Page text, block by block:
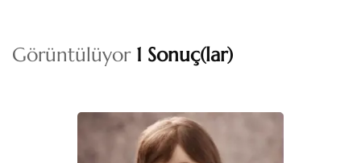
Görüntülüyor 1 Sonuç(lar)